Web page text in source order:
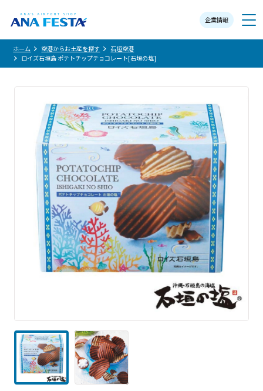
企業情報
メニュー
ホーム 空港からお土産を探す
石垣空港
ロイズ石垣島 ポテトチップチョコレート[石垣の塩]